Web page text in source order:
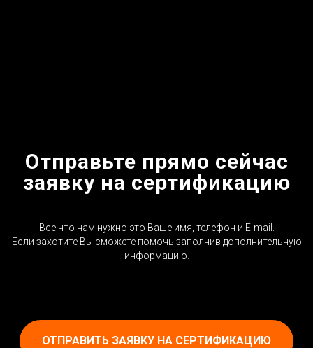
Отправьте прямо сейчас
заявку на сертификацию
Все что нам нужно это Ваше имя, телефон и E-mail.
Если захотите Вы сможете помочь заполнив дополнительную
информацию.
ОТПРАВИТЬ ЗАЯВКУ НА СЕРТИФИКАЦИЮ